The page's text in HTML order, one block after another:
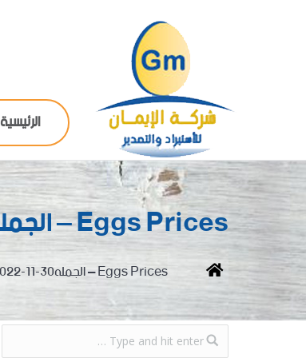
الرئيسية
Eggs Prices – الجمله30-11-2022
You are here:
Home Eggs Prices – الجمله30-11-2022